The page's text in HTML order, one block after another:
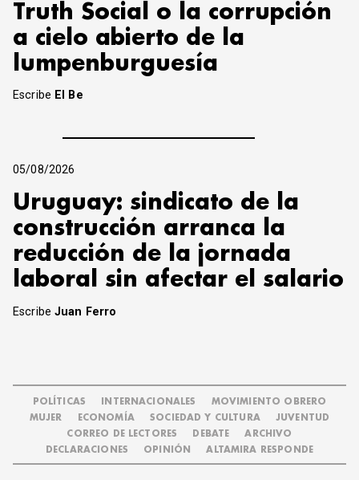
Truth Social o la corrupción
a cielo abierto de la
lumpenburguesía
Escribe El Be
05/08/2026
Uruguay: sindicato de la
construcción arranca la
reducción de la jornada
laboral sin afectar el salario
EscribeJuan Ferro
POLÍTICAS INTERNACIONALES
MOVIMIENTO OBRERO
MUJER
ECONOMÍA SOCIEDAD Y CULTURA
JUVENTUD
CORREO DE LECTORES
DEBATE
ARCHIVO
DECLARACIONES
OPINIÓN ALTAMIRA RESPONDE